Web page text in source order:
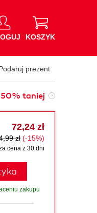
KOSZYK
prezent
50% taniej
72,24 zł
zł (-15%)
cena z 30 dni
zakupu